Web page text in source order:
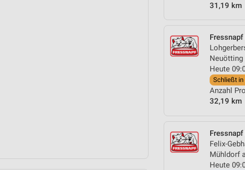
31,19 km
Neuötting
Heute
Schließt in
Anzahl
32,19 km
Felix-
Mühldorf
Heute